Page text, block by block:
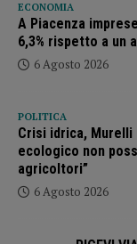
ECONOMIA
A Piacenza
6,3% rispetto a un
6 Agosto 2026
POLITICA
Crisi idrica, Murelli
ecologico non
agricoltori”
6 Agosto 2026